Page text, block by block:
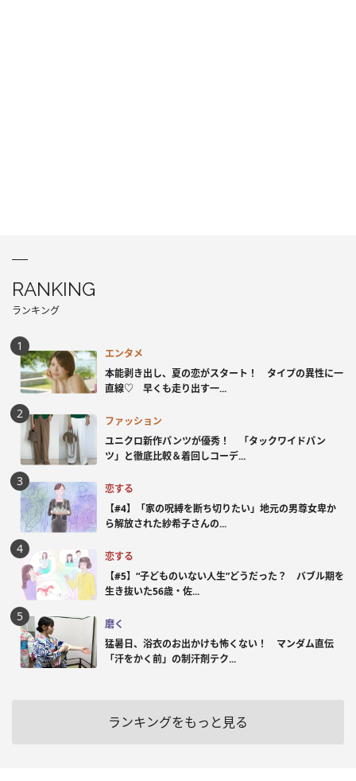
RANKING
ランキング
エンタメ
本能剥き出し、夏の恋がスタート！ タイプの異性に一
直線♡ 早くも走り出す一...
ファッション
ユニクロ新作パンツが優秀！ 「タックワイドパン
ツ」と徹底比較＆着回しコーデ...
恋する
【#4】「家の呪縛を断ち切りたい」地元の男尊女卑か
ら解放された紗希子さんの...
恋する
【#5】“子どものいない人生”どうだった？ バブル期を
生き抜いた56歳・佐...
磨く
猛暑日、浴衣のお出かけも怖くない！ マンダム直伝
「汗をかく前」の制汗剤テク...
ランキングをもっと見る